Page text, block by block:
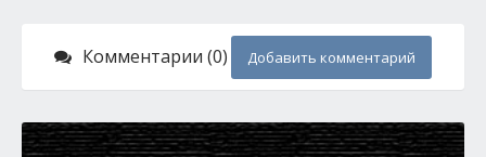
Комментарии (0) Добавить комментарий